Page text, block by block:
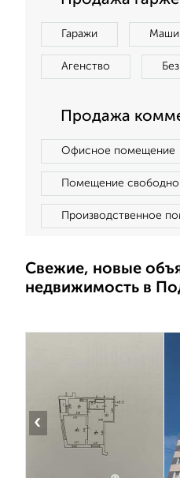
Гаражи
Агенство
Продажа
Офисное помещение
Помещение
Производственное
Свежие, новые
недвижимость в
‹